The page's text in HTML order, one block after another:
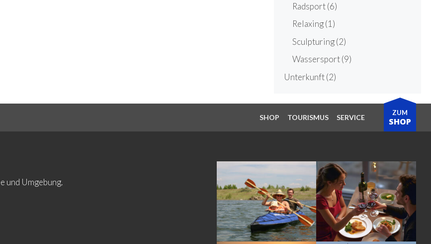
Radsport(6)
Relaxing(1)
Sculpturing(2)
Wassersport(9)
Unterkunft(2)
SHOP TOURISMUS SERVICE
ZUM
SHOP
und Umgebung.